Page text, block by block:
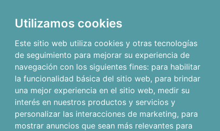
Utilizamos cookies
Este sitio web utiliza cookies y otras tecnologías
de seguimiento para mejorar su experiencia de
navegación con los siguientes fines: para habilitar
la funcionalidad básica del sitio web, para brindar
una mejor experiencia en el sitio web, medir su
interés en nuestros productos y servicios y
personalizar las interacciones de marketing, para
mostrar anuncios que sean más relevantes para